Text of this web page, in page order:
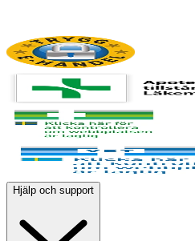
Hjälp och support